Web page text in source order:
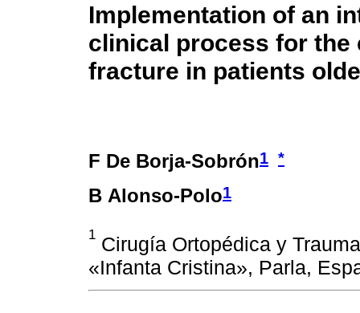
Implementation of an
clinical process for the
fracture in patients
F De Borja-Sobrón1 *
B Alonso-Polo1
1 Cirugía Ortopédica y
«Infanta Cristina», Parla,